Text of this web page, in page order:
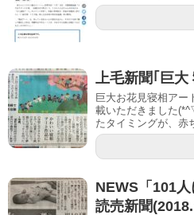
上毛新聞｢巨
巨大お花見寝相アー
載いただきました
たタイミングが、赤
NEWS「101人
読売新聞